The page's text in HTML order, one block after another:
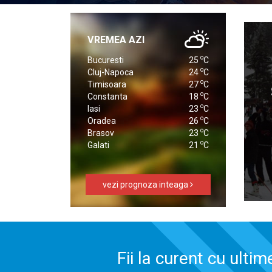
VREMEA AZI
Bucuresti 25 oC
Cluj-Napoca
24 oC
Timisoara
27oC
Constanta
18 oC
Iasi
23 oC
Oradea
26 oC
Brasov
23 oC
Galati
21 oC
vezi prognoza inteaga
Fii la curent cu